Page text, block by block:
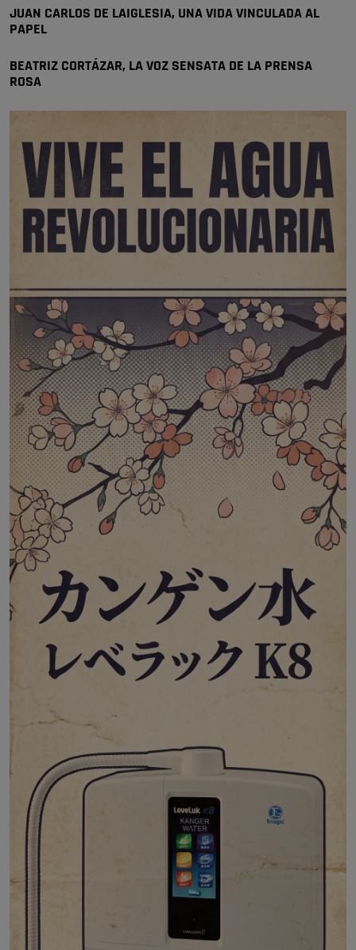
Pozuelo de Alarcón
JUAN CARLOS DE LAIGLESIA, UNA VIDA VINCULADA AL
PAPEL
BEATRIZ CORTÁZAR, LA VOZ SENSATA DE LA PRENSA
ROSA